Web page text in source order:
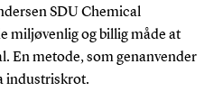
SDU Chemical
miljøvenlig og billig måde at
En metode, som genanvender
industriskrot.